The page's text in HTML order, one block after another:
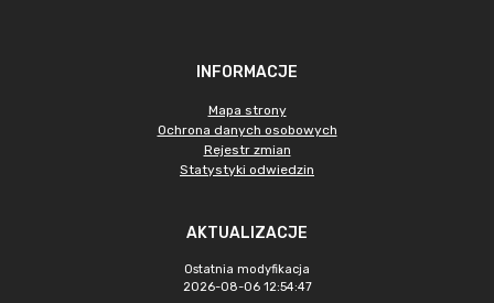
INFORMACJE
Mapa strony
Ochrona danych osobowych
Rejestr zmian
Statystyki odwiedzin
AKTUALIZACJE
Ostatnia modyfikacja
2026-08-06 12:54:47